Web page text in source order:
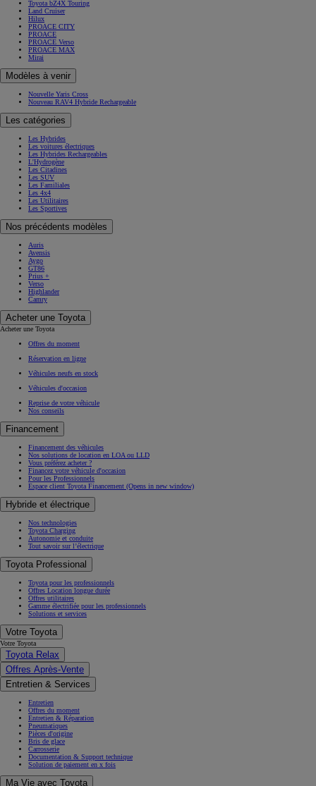
Toyota bZ4X
Toyota bZ4X Touring
Land Cruiser
Hilux
PROACE CITY
PROACE
PROACE Verso
PROACE MAX
Mirai
Nouvelle Yaris Cross
Nouveau RAV4 Hybride Rechargeable
Les Hybrides
Les voitures électriques
Les Hybrides Rechargeables
L'Hydrogène
Les Citadines
Les SUV
Les Familiales
Les 4x4
Les Utilitaires
Les Sportives
Auris
Avensis
Aygo
GT86
Prius +
Verso
Highlander
Camry
Acheter une Toyota
Acheter une Toyota
Offres du moment
Réservation en ligne
Véhicules neufs en stock
Véhicules d'occasion
Reprise de votre véhicule
Nos conseils
Financement des véhicules
Nos solutions de location en LOA ou LLD
Vous préférez acheter ?
Financez votre véhicule d'occasion
Pour les Professionnels
Espace client Toyota Financement
Nos technologies
Toyota Charging
Autonomie et conduite
Tout savoir sur l’électrique
Toyota pour les professionnels
Offres Location longue durée
Offres utilitaires
Gamme électrifiée pour les professionnels
Solutions et services
Votre Toyota
Votre Toyota
Toyota Relax
Offres Après-Vente
Entretien
Offres du moment
Entretien & Réparation
Pneumatiques
Pièces d'origine
Bris de glace
Carrosserie
Documentation & Support technique
Solution de paiement en x fois